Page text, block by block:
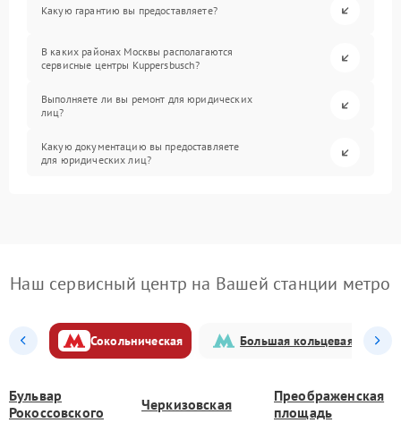
Какую гарантию вы предоставляете?
В каких районах Москвы располагаются
сервисные центры Kuppersbusch?
Выполняете ли вы ремонт для юридических
лиц?
Какую документацию вы предоставляете
для юридических лиц?
Наш сервисный центр на Вашей станции метро
Сокольническая Большая кольцевая
Бульвар
Рокоссовского
Черкизовская
Преображенская
площадь